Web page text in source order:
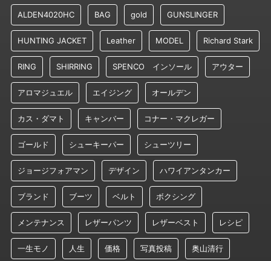
ALDEN4020HC BAG gold GUNSLINGER
HUNTING JACKET Leather MODEL Richard Stark
RING SHIRRING SPENCO インソール アウター
アロマジュエル エイジング オールデン
カス・ダマト キャンバー コナー・マクレガー
ゴールド シューキーパー シューツリー
ジョージフォアマン デザイン ハワイアンタンカー
ブランド ブーツ ベルト ボクシング
メンテナンス レザーパンツ レザーベスト レシピ
一生モノ 人生 価格 写真投稿 奥山清行